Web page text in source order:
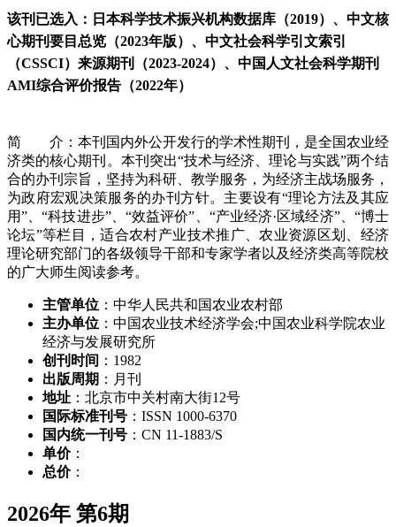
该刊已选入：日本科学技术振兴机构数据库（2019）、中文核
心期刊要目总览（2023年版）、中文社会科学引文索引
（CSSCI）来源期刊（2023-2024）、中国人文社会科学期刊
AMI综合评价报告（2022年）
简 介：本刊国内外公开发行的学术性期刊，是全国农业经
济类的核心期刊。本刊突出“技术与经济、理论与实践”两个结
合的办刊宗旨，坚持为科研、教学服务，为经济主战场服务，
为政府宏观决策服务的办刊方针。主要设有“理论方法及其应
用”、“科技进步”、“效益评价”、“产业经济·区域经济”、“博士
论坛”等栏目，适合农村产业技术推广、农业资源区划、经济
理论研究部门的各级领导干部和专家学者以及经济类高等院校
的广大师生阅读参考。
主管单位 ：中华人民共和国农业农村部
主办单位 ：中国农业技术经济学会;中国农业科学院农业
经济与发展研究所
创刊时间 ：1982
出版周期 ：月刊
地址 ：北京市中关村南大街12号
国际标准刊号 ：ISSN 1000-6370
国内统一刊号 ：CN 11-1883/S
单价：
总价：
2026年 第6期